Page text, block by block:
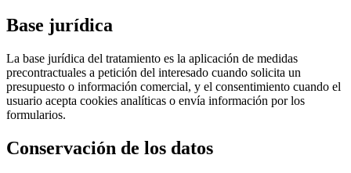
Base jurídica
La base jurídica del tratamiento es la aplicación de medidas
precontractuales a petición del interesado cuando solicita un
presupuesto o información comercial, y el consentimiento cuando el
usuario acepta cookies analíticas o envía información por los
formularios.
Conservación de los datos